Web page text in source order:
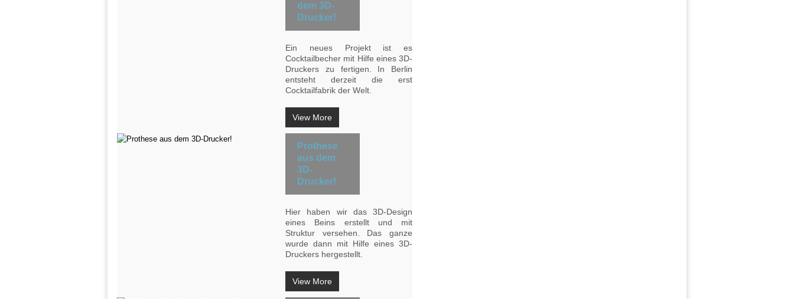
dem 3D-
Drucker!
Ein neues Projekt ist es
Cocktailbecher mit Hilfe eines 3D-
Druckers zu fertigen. In Berlin
entsteht derzeit die erst
Cocktailfabrik der Welt.
View More
Prothese
aus dem
3D-
Drucker!
Hier haben wir das 3D-Design
eines Beins erstellt und mit
Struktur versehen. Das ganze
wurde dann mit Hilfe eines 3D-
Druckers hergestellt.
View More